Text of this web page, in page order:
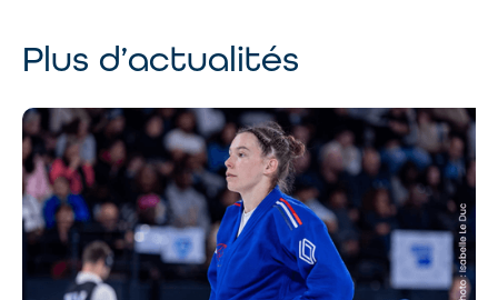
Plus d’actualités